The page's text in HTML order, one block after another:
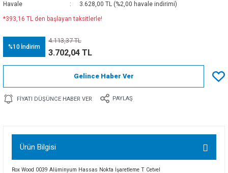
Havale 3.628,00 TL (%2,00 havale indirimi)
*393,16 TL den başlayan taksitlerle!
%10 İndirim
4.113,37 TL
3.702,04 TL
Gelince Haber Ver
FIYATI DÜŞÜNCE HABER VER PAYLAŞ
Ürün Bilgisi
Rox Wood 0039 Alüminyum Hassas Nokta İşaretleme T Cetvel